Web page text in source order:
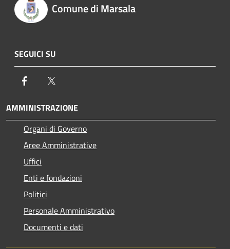
Comune di Marsala
SEGUICI SU
Facebook
AMMINISTRAZIONE
Organi di Governo
Aree Amministrative
Uffici
Enti e fondazioni
Politici
Personale Amministrativo
Documenti e dati